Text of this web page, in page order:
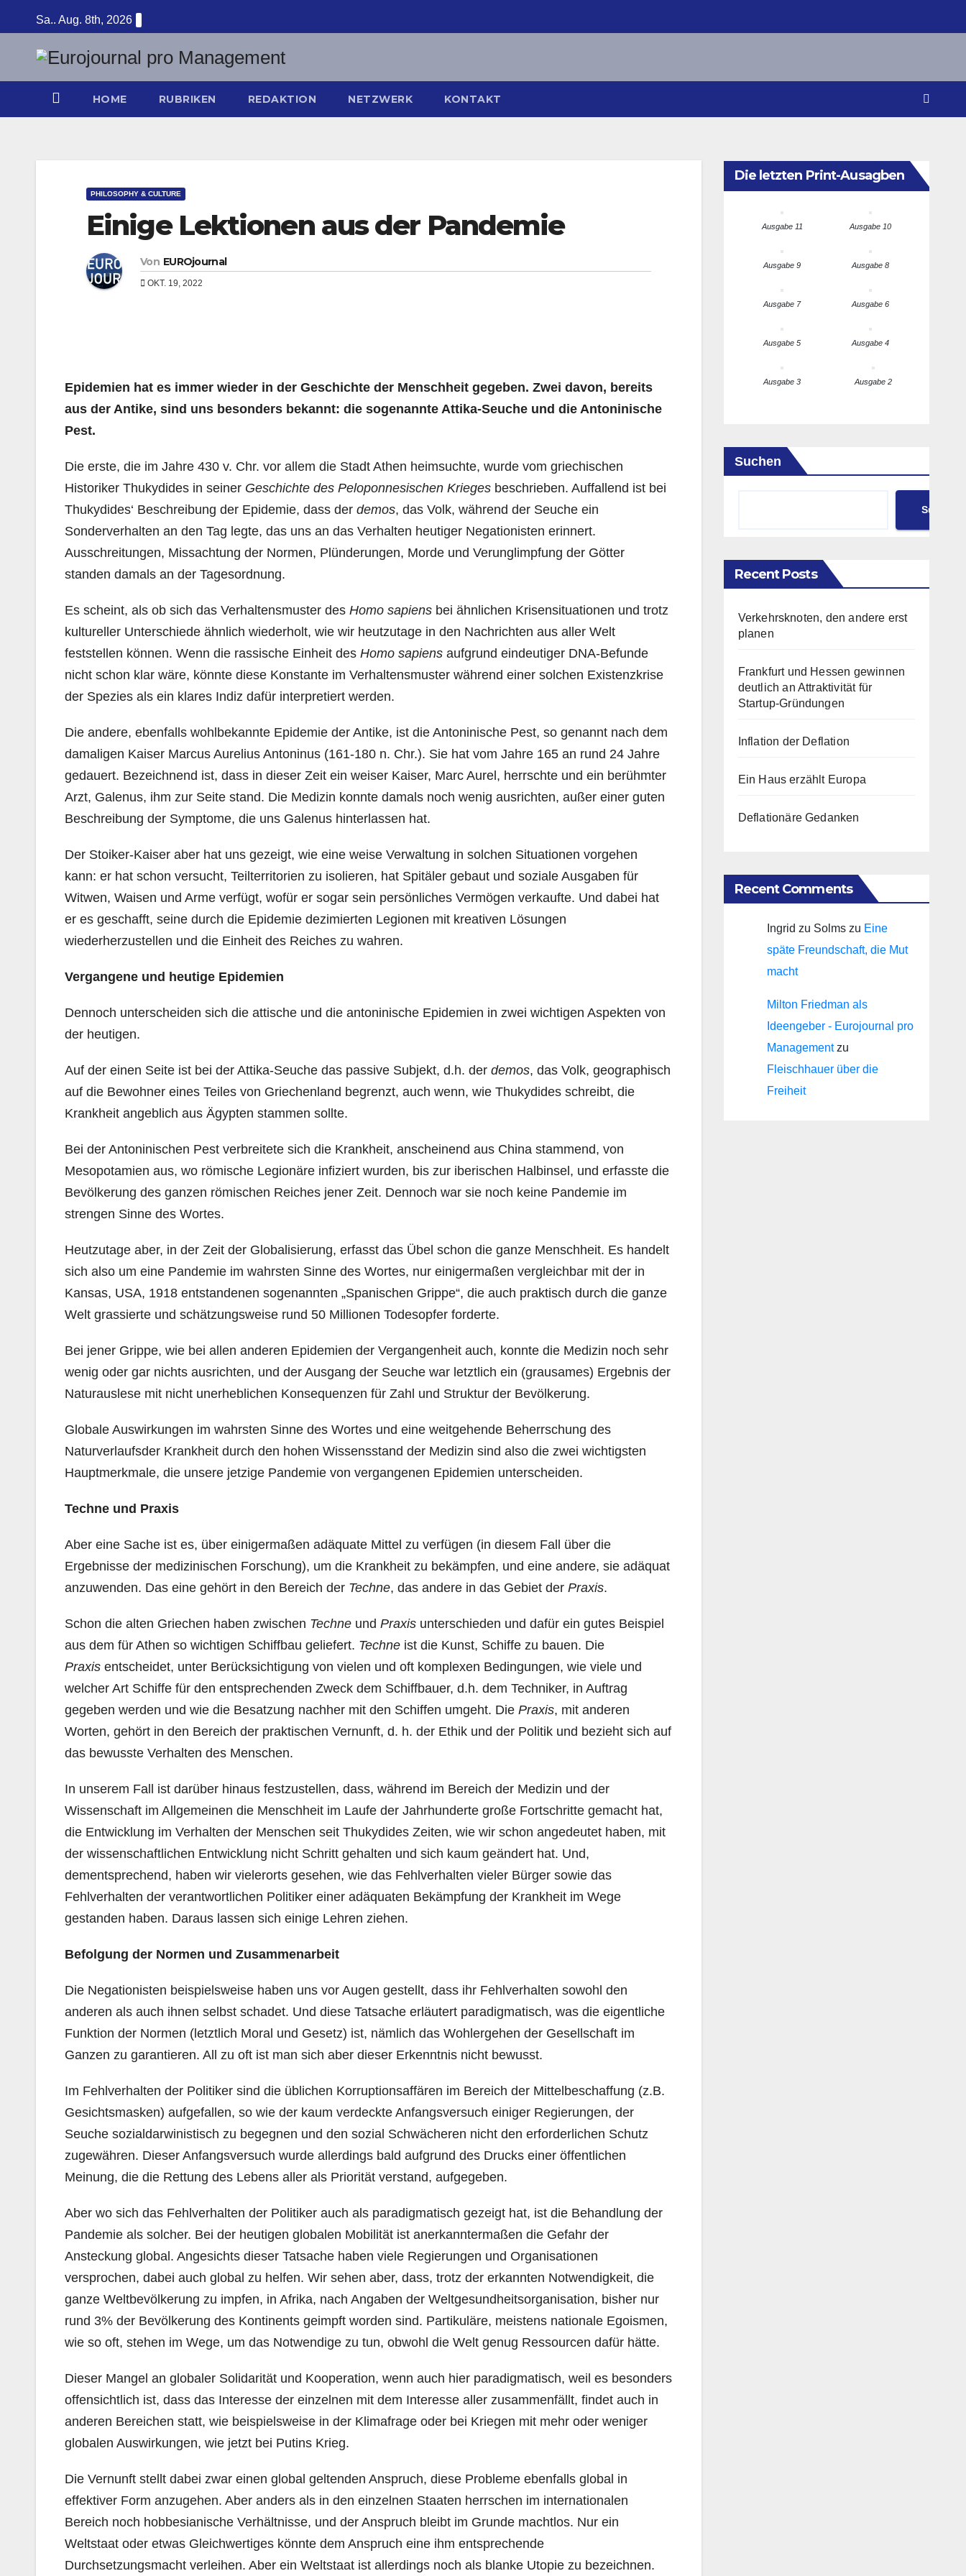
Inhalt
springen
Sa.. Aug. 8th, 2026
HOME RUBRIKEN REDAKTION NETZWERK KONTAKT
PHILOSOPHY & CULTURE
Einige Lektionen aus der Pandemie
Von EUROjournal
OKT. 19, 2022
Epidemien hat es immer wieder in der Geschichte der Menschheit gegeben. Zwei davon, bereits
aus der Antike, sind uns besonders bekannt: die sogenannte Attika-Seuche und die Antoninische
Pest.
Die erste, die im Jahre 430 v. Chr. vor allem die Stadt Athen heimsuchte, wurde vom griechischen
Historiker Thukydides in seiner Geschichte des Peloponnesischen Krieges beschrieben. Auffallend ist bei
Thukydides‘ Beschreibung der Epidemie, dass der demos, das Volk, während der Seuche ein
Sonderverhalten an den Tag legte, das uns an das Verhalten heutiger Negationisten erinnert.
Ausschreitungen, Missachtung der Normen, Plünderungen, Morde und Verunglimpfung der Götter
standen damals an der Tagesordnung.
Es scheint, als ob sich das Verhaltensmuster des Homo sapiens bei ähnlichen Krisensituationen und trotz
kultureller Unterschiede ähnlich wiederholt, wie wir heutzutage in den Nachrichten aus aller Welt
feststellen können. Wenn die rassische Einheit des Homo sapiens aufgrund eindeutiger DNA-Befunde
nicht schon klar wäre, könnte diese Konstante im Verhaltensmuster während einer solchen Existenzkrise
der Spezies als ein klares Indiz dafür interpretiert werden.
Die andere, ebenfalls wohlbekannte Epidemie der Antike, ist die Antoninische Pest, so genannt nach dem
damaligen Kaiser Marcus Aurelius Antoninus (161-180 n. Chr.). Sie hat vom Jahre 165 an rund 24 Jahre
gedauert. Bezeichnend ist, dass in dieser Zeit ein weiser Kaiser, Marc Aurel, herrschte und ein berühmter
Arzt, Galenus, ihm zur Seite stand. Die Medizin konnte damals noch wenig ausrichten, außer einer guten
Beschreibung der Symptome, die uns Galenus hinterlassen hat.
Der Stoiker-Kaiser aber hat uns gezeigt, wie eine weise Verwaltung in solchen Situationen vorgehen
kann: er hat schon versucht, Teilterritorien zu isolieren, hat Spitäler gebaut und soziale Ausgaben für
Witwen, Waisen und Arme verfügt, wofür er sogar sein persönliches Vermögen verkaufte. Und dabei hat
er es geschafft, seine durch die Epidemie dezimierten Legionen mit kreativen Lösungen
wiederherzustellen und die Einheit des Reiches zu wahren.
Vergangene und heutige Epidemien
Dennoch unterscheiden sich die attische und die antoninische Epidemien in zwei wichtigen Aspekten von
der heutigen.
Auf der einen Seite ist bei der Attika-Seuche das passive Subjekt, d.h. der demos, das Volk, geographisch
auf die Bewohner eines Teiles von Griechenland begrenzt, auch wenn, wie Thukydides schreibt, die
Krankheit angeblich aus Ägypten stammen sollte.
Bei der Antoninischen Pest verbreitete sich die Krankheit, anscheinend aus China stammend, von
Mesopotamien aus, wo römische Legionäre infiziert wurden, bis zur iberischen Halbinsel, und erfasste die
Bevölkerung des ganzen römischen Reiches jener Zeit. Dennoch war sie noch keine Pandemie im
strengen Sinne des Wortes.
Heutzutage aber, in der Zeit der Globalisierung, erfasst das Übel schon die ganze Menschheit. Es handelt
sich also um eine Pandemie im wahrsten Sinne des Wortes, nur einigermaßen vergleichbar mit der in
Kansas, USA, 1918 entstandenen sogenannten „Spanischen Grippe“, die auch praktisch durch die ganze
Welt grassierte und schätzungsweise rund 50 Millionen Todesopfer forderte.
Bei jener Grippe, wie bei allen anderen Epidemien der Vergangenheit auch, konnte die Medizin noch sehr
wenig oder gar nichts ausrichten, und der Ausgang der Seuche war letztlich ein (grausames) Ergebnis der
Naturauslese mit nicht unerheblichen Konsequenzen für Zahl und Struktur der Bevölkerung.
Globale Auswirkungen im wahrsten Sinne des Wortes und eine weitgehende Beherrschung des
Naturverlaufsder Krankheit durch den hohen Wissensstand der Medizin sind also die zwei wichtigsten
Hauptmerkmale, die unsere jetzige Pandemie von vergangenen Epidemien unterscheiden.
Techne und Praxis
Aber eine Sache ist es, über einigermaßen adäquate Mittel zu verfügen (in diesem Fall über die
Ergebnisse der medizinischen Forschung), um die Krankheit zu bekämpfen, und eine andere, sie adäquat
anzuwenden. Das eine gehört in den Bereich der Techne, das andere in das Gebiet der Praxis.
Schon die alten Griechen haben zwischen Techne und Praxis unterschieden und dafür ein gutes Beispiel
aus dem für Athen so wichtigen Schiffbau geliefert. Techne ist die Kunst, Schiffe zu bauen. Die
Praxis entscheidet, unter Berücksichtigung von vielen und oft komplexen Bedingungen, wie viele und
welcher Art Schiffe für den entsprechenden Zweck dem Schiffbauer, d.h. dem Techniker, in Auftrag
gegeben werden und wie die Besatzung nachher mit den Schiffen umgeht. Die Praxis, mit anderen
Worten, gehört in den Bereich der praktischen Vernunft, d. h. der Ethik und der Politik und bezieht sich auf
das bewusste Verhalten des Menschen.
In unserem Fall ist darüber hinaus festzustellen, dass, während im Bereich der Medizin und der
Wissenschaft im Allgemeinen die Menschheit im Laufe der Jahrhunderte große Fortschritte gemacht hat,
die Entwicklung im Verhalten der Menschen seit Thukydides Zeiten, wie wir schon angedeutet haben, mit
der wissenschaftlichen Entwicklung nicht Schritt gehalten und sich kaum geändert hat. Und,
dementsprechend, haben wir vielerorts gesehen, wie das Fehlverhalten vieler Bürger sowie das
Fehlverhalten der verantwortlichen Politiker einer adäquaten Bekämpfung der Krankheit im Wege
gestanden haben. Daraus lassen sich einige Lehren ziehen.
Befolgung der Normen und Zusammenarbeit
Die Negationisten beispielsweise haben uns vor Augen gestellt, dass ihr Fehlverhalten sowohl den
anderen als auch ihnen selbst schadet. Und diese Tatsache erläutert paradigmatisch, was die eigentliche
Funktion der Normen (letztlich Moral und Gesetz) ist, nämlich das Wohlergehen der Gesellschaft im
Ganzen zu garantieren. All zu oft ist man sich aber dieser Erkenntnis nicht bewusst.
Im Fehlverhalten der Politiker sind die üblichen Korruptionsaffären im Bereich der Mittelbeschaffung (z.B.
Gesichtsmasken) aufgefallen, so wie der kaum verdeckte Anfangsversuch einiger Regierungen, der
Seuche sozialdarwinistisch zu begegnen und den sozial Schwächeren nicht den erforderlichen Schutz
zugewähren. Dieser Anfangsversuch wurde allerdings bald aufgrund des Drucks einer öffentlichen
Meinung, die die Rettung des Lebens aller als Priorität verstand, aufgegeben.
Aber wo sich das Fehlverhalten der Politiker auch als paradigmatisch gezeigt hat, ist die Behandlung der
Pandemie als solcher. Bei der heutigen globalen Mobilität ist anerkanntermaßen die Gefahr der
Ansteckung global. Angesichts dieser Tatsache haben viele Regierungen und Organisationen
versprochen, dabei auch global zu helfen. Wir sehen aber, dass, trotz der erkannten Notwendigkeit, die
ganze Weltbevölkerung zu impfen, in Afrika, nach Angaben der Weltgesundheitsorganisation, bisher nur
rund 3% der Bevölkerung des Kontinents geimpft worden sind. Partikuläre, meistens nationale Egoismen,
wie so oft, stehen im Wege, um das Notwendige zu tun, obwohl die Welt genug Ressourcen dafür hätte.
Dieser Mangel an globaler Solidarität und Kooperation, wenn auch hier paradigmatisch, weil es besonders
offensichtlich ist, dass das Interesse der einzelnen mit dem Interesse aller zusammenfällt, findet auch in
anderen Bereichen statt, wie beispielsweise in der Klimafrage oder bei Kriegen mit mehr oder weniger
globalen Auswirkungen, wie jetzt bei Putins Krieg.
Die Vernunft stellt dabei zwar einen global geltenden Anspruch, diese Probleme ebenfalls global in
effektiver Form anzugehen. Aber anders als in den einzelnen Staaten herrschen im internationalen
Bereich noch hobbesianische Verhältnisse, und der Anspruch bleibt im Grunde machtlos. Nur ein
Weltstaat oder etwas Gleichwertiges könnte dem Anspruch eine ihm entsprechende
Durchsetzungsmacht verleihen. Aber ein Weltstaat ist allerdings noch als blanke Utopie zu bezeichnen.
Die letzten Print-Ausagben
Ausgabe 11 Ausgabe 10
Ausgabe 9 Ausgabe 8
Ausgabe 7 Ausgabe 6
Ausgabe 5 Ausgabe 4
Ausgabe 3 Ausgabe 2
Suchen
Suchen
Recent Posts
Verkehrsknoten, den andere erst
planen
Frankfurt und Hessen gewinnen
deutlich an Attraktivität für
Startup-Gründungen
Inflation der Deflation
Ein Haus erzählt Europa
Deflationäre Gedanken
Recent Comments
Ingrid zu Solmszu Eine
späte Freundschaft, die Mut
macht
Milton Friedman als
Ideengeber - Eurojournal pro
Managementzu
Fleischhauer über die
Freiheit